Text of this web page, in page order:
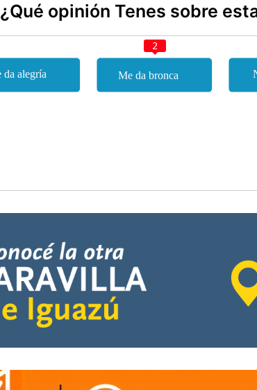
¿Qué opinión Tenes sobre
2